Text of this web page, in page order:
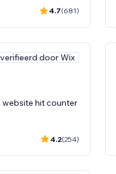
4.7(681)
door Wix
hit counter
4.2(254)